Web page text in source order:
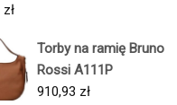
zł
Torby na ramię Bruno
Rossi A111P
910,93 zł